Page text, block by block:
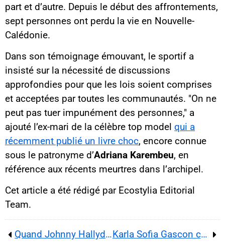
part et d’autre. Depuis le début des affrontements,
sept personnes ont perdu la vie en Nouvelle-
Calédonie.
Dans son témoignage émouvant, le sportif a
insisté sur la nécessité de discussions
approfondies pour que les lois soient comprises
et acceptées par toutes les communautés. "On ne
peut pas tuer impunément des personnes," a
ajouté l’ex-mari de la célèbre top model qui a
récemment publié un livre choc, encore connue
sous le patronyme d’Adriana Karembeu, en
référence aux récents meurtres dans l’archipel.
Cet article a été rédigé par Ecostylia Editorial
Team.
Quand Johnny Hallyday aimait Brigitte Karla Sofia Gascon contre Marion Maréchal